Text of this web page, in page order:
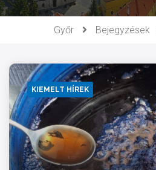
Győr Bejegyzések
KIEMELT HÍREK